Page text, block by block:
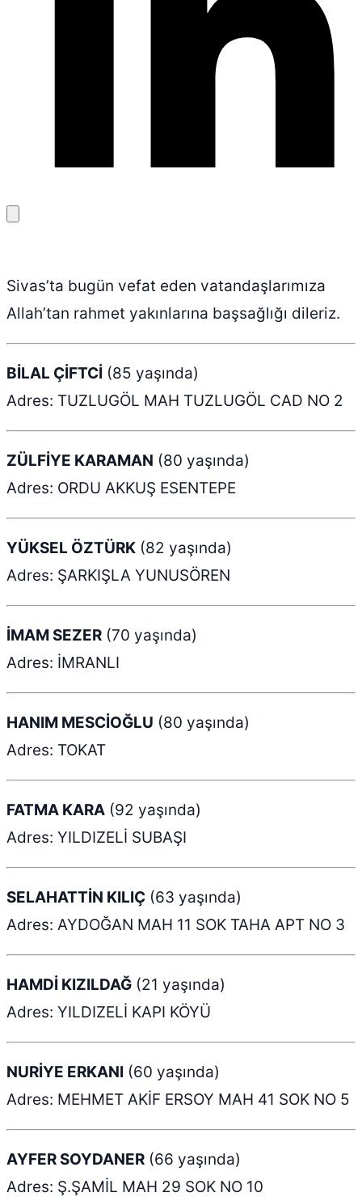
kopyala
Sivas’ta bugün vefat eden vatandaşlarımıza
Allah’tan rahmet yakınlarına başsağlığı dileriz.
BİLAL ÇİFTCİ (85 yaşında)
Adres: TUZLUGÖL MAH TUZLUGÖL CAD NO 2
ZÜLFİYE KARAMAN (80 yaşında)
Adres: ORDU AKKUŞ ESENTEPE
YÜKSEL ÖZTÜRK (82 yaşında)
Adres: ŞARKIŞLA YUNUSÖREN
İMAM SEZER (70 yaşında)
Adres: İMRANLI
HANIM MESCİOĞLU (80 yaşında)
Adres: TOKAT
FATMA KARA (92 yaşında)
Adres: YILDIZELİ SUBAŞI
SELAHATTİN KILIÇ (63 yaşında)
Adres: AYDOĞAN MAH 11 SOK TAHA APT NO 3
HAMDİ KIZILDAĞ (21 yaşında)
Adres: YILDIZELİ KAPI KÖYÜ
NURİYE ERKANI (60 yaşında)
Adres: MEHMET AKİF ERSOY MAH 41 SOK NO 5
AYFER SOYDANER (66 yaşında)
Adres: Ş.ŞAMİL MAH 29 SOK NO 10